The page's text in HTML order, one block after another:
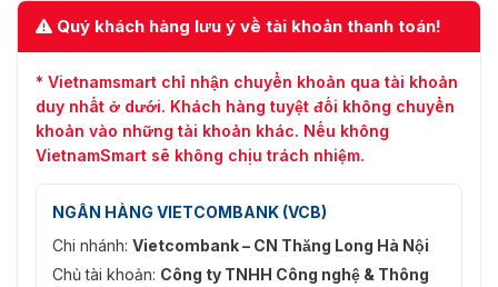
Quý khách hàng lưu ý về tài khoản thanh toán!
* Vietnamsmart chỉ nhận chuyển khoản qua tài khoản
duy nhất ở dưới. Khách hàng tuyệt đối không chuyển
khoản vào những tài khoản khác. Nếu không
VietnamSmart sẽ không chịu trách nhiệm.
NGÂN HÀNG VIETCOMBANK (VCB)
Chi nhánh: Vietcombank – CN Thăng Long Hà Nội
Chủ tài khoản: Công ty TNHH Công nghệ & Thông